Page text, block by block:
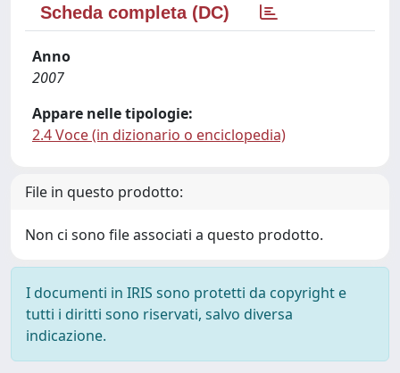
Scheda completa (DC)
Anno
2007
Appare nelle tipologie:
2.4 Voce (in dizionario o enciclopedia)
File in questo prodotto:
Non ci sono file associati a questo prodotto.
I documenti in IRIS sono protetti da copyright e
tutti i diritti sono riservati, salvo diversa
indicazione.